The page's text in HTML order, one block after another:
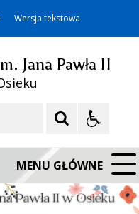
Wersja tekstowa
Jana Pawła II
MENU GŁÓWNE